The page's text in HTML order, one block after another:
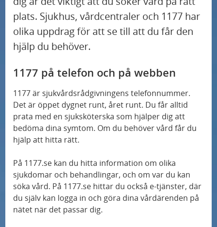
plats. Sjukhus, vårdcentraler och 1177 har
olika uppdrag för att se till att du får den
hjälp du behöver.
1177 på telefon och på webben
1177 är sjukvårdsrådgivningens telefonnummer.
Det är öppet dygnet runt, året runt. Du får alltid
prata med en sjuksköterska som hjälper dig att
bedöma dina symtom. Om du behöver vård får du
hjälp att hitta rätt.
På 1177.se kan du hitta information om olika
sjukdomar och behandlingar, och om var du kan
söka vård. På 1177.se hittar du också e-tjänster, där
du själv kan logga in och göra dina vårdärenden på
nätet när det passar dig.